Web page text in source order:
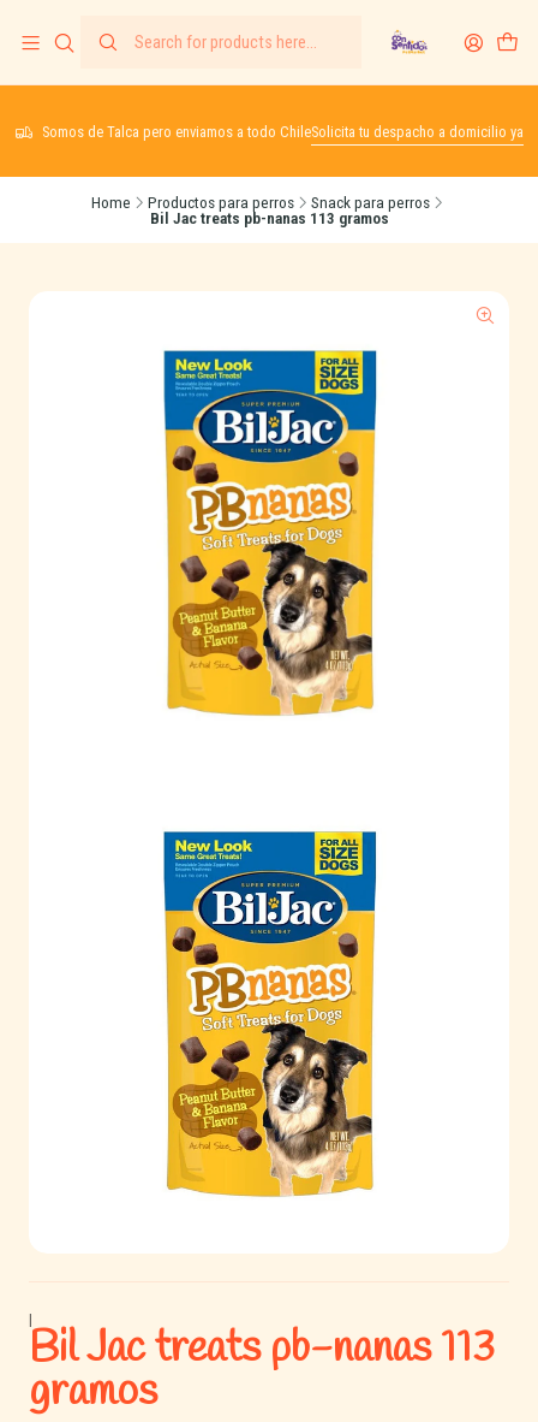
Somos de Talca pero enviamos a todo ChileSolicita tu despacho a domicilio ya
Home Productos para perros
Snack para perros
Bil Jac treats pb-nanas 113 gramos
|
Bil Jac treats pb-nanas 113
gramos